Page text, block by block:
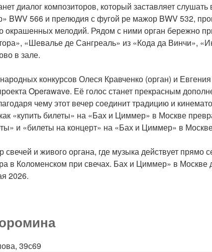
диалог композиторов, который заставляет
BWV 566 и прелюдия с фугой ре мажор BWV 532,
окрашенных мелодий. Рядом с ними орган бережно
«Шевалье де Сангреаль» из «Кода да Винчи»,
в зале.
конкурсов Олеся Кравченко (орган) и
Operawave. Её голос станет прекрасным
чему этот вечер соединит традицию и
«купить билеты» на «Бах и Циммер» в Москве
и «билеты на концерт» на «Бах и Циммер» в
и живого органа, где музыка действует прямо
в Коломенском при свечах. Бах и Циммер» в Москве
2026.
39с69